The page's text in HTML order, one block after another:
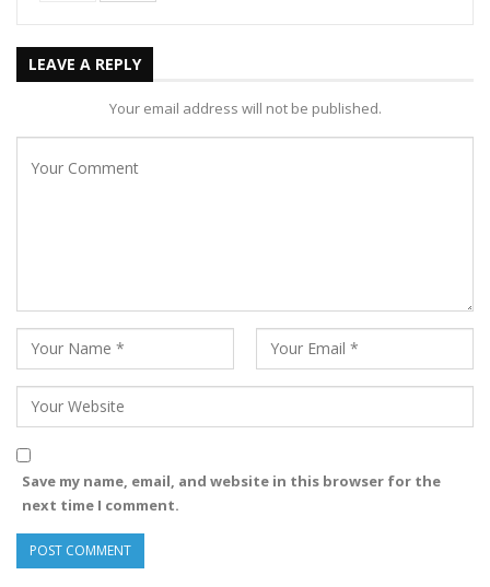
LEAVE A REPLY
Your email address will not be published.
Save my name, email, and website in this browser for the
next time I comment.